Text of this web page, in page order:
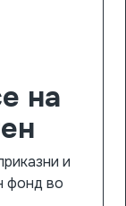
на
и
фонд во